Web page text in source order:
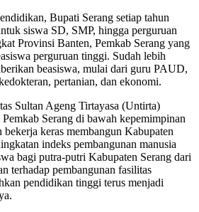
Bupati Serang setiap tahun
siswa SD, SMP, hingga perguruan
Provinsi Banten, Pemkab Serang yang
perguruan tinggi. Sudah lebih
beasiswa, mulai dari guru PAUD,
pertanian, dan ekonomi.
Sultan Ageng Tirtayasa (Untirta)
Serang di bawah kepemimpinan
bekerja keras membangun Kabupaten
indeks pembangunan manusia
bagi putra-putri Kabupaten Serang dari
terhadap pembangunan fasilitas
pendidikan tinggi terus menjadi